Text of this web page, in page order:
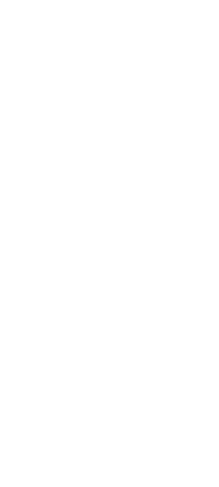
させていただ
了承ください。
き作成されるも
ようお願いしま
です。
ありません。
ず変更すること
1000ppm以下、
下、フタル酸ジブチ
ない年数を意
貨物等」とい
可)を取得する
要な手段を講じ
ムロン制御